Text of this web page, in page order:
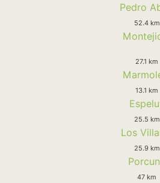
Pedro
52.4 km
27.1 km
13.1 km
25.5 km
Los
25.9 km
47 km